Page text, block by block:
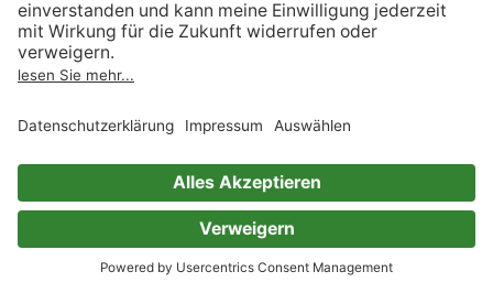
Krimis aus Deutschland
Krimis aus Frankreich
Historische Krimis
Romantic Suspense
Queere Romane
Feministische Bücher
Historische Liebesromane
Dystopie Bücher
Romance & Spice Sachbuch & Ratgeber